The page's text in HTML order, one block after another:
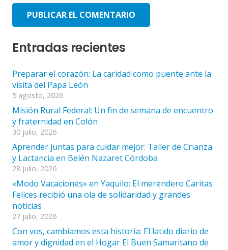
PUBLICAR EL COMENTARIO
Entradas recientes
Preparar el corazón: La caridad como puente ante la
visita del Papa León
5 agosto, 2026
Misión Rural Federal: Un fin de semana de encuentro
y fraternidad en Colón
30 julio, 2026
Aprender juntas para cuidar mejor: Taller de Crianza
y Lactancia en Belén Nazaret Córdoba
28 julio, 2026
«Modo Vacaciones» en Yaquilo: El merendero Caritas
Felices recibió una ola de solidaridad y grandes
noticias
27 julio, 2026
Con vos, cambiamos esta historia: El latido diario de
amor y dignidad en el Hogar El Buen Samaritano de